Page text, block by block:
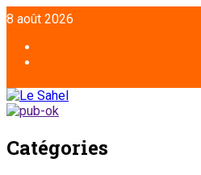
Aller
au
contenu
8 août 2026
Catégories